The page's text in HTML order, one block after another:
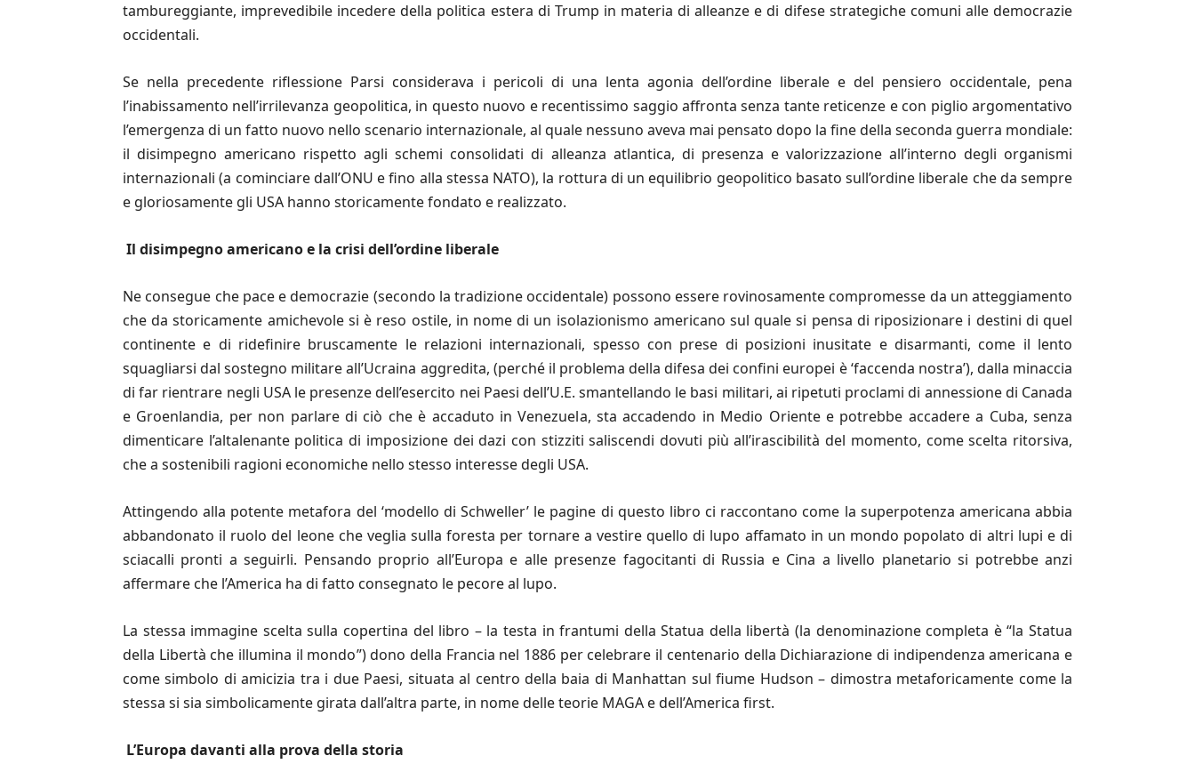
tambureggiante, imprevedibile incedere della politica estera di Trump in materia di alleanze e di difese strategiche comuni alle democrazie
occidentali.
Se nella precedente riflessione Parsi considerava i pericoli di una lenta agonia dell’ordine liberale e del pensiero occidentale, pena
l’inabissamento nell’irrilevanza geopolitica, in questo nuovo e recentissimo saggio affronta senza tante reticenze e con piglio argomentativo
l’emergenza di un fatto nuovo nello scenario internazionale, al quale nessuno aveva mai pensato dopo la fine della seconda guerra mondiale:
il disimpegno americano rispetto agli schemi consolidati di alleanza atlantica, di presenza e valorizzazione all’interno degli organismi
internazionali (a cominciare dall’ONU e fino alla stessa NATO), la rottura di un equilibrio geopolitico basato sull’ordine liberale che da sempre
e gloriosamente gli USA hanno storicamente fondato e realizzato.
Il disimpegno americano e la crisi dell’ordine liberale
Ne consegue che pace e democrazie (secondo la tradizione occidentale) possono essere rovinosamente compromesse da un atteggiamento
che da storicamente amichevole si è reso ostile, in nome di un isolazionismo americano sul quale si pensa di riposizionare i destini di quel
continente e di ridefinire bruscamente le relazioni internazionali, spesso con prese di posizioni inusitate e disarmanti, come il lento
squagliarsi dal sostegno militare all’Ucraina aggredita, (perché il problema della difesa dei confini europei è ‘faccenda nostra’), dalla minaccia
di far rientrare negli USA le presenze dell’esercito nei Paesi dell’U.E. smantellando le basi militari, ai ripetuti proclami di annessione di Canada
e Groenlandia, per non parlare di ciò che è accaduto in Venezuela, sta accadendo in Medio Oriente e potrebbe accadere a Cuba, senza
dimenticare l’altalenante politica di imposizione dei dazi con stizziti saliscendi dovuti più all’irascibilità del momento, come scelta ritorsiva,
che a sostenibili ragioni economiche nello stesso interesse degli USA.
Attingendo alla potente metafora del ‘modello di Schweller’ le pagine di questo libro ci raccontano come la superpotenza americana abbia
abbandonato il ruolo del leone che veglia sulla foresta per tornare a vestire quello di lupo affamato in un mondo popolato di altri lupi e di
sciacalli pronti a seguirli. Pensando proprio all’Europa e alle presenze fagocitanti di Russia e Cina a livello planetario si potrebbe anzi
affermare che l’America ha di fatto consegnato le pecore al lupo.
La stessa immagine scelta sulla copertina del libro – la testa in frantumi della Statua della libertà (la denominazione completa è “la Statua
della Libertà che illumina il mondo”) dono della Francia nel 1886 per celebrare il centenario della Dichiarazione di indipendenza americana e
come simbolo di amicizia tra i due Paesi, situata al centro della baia di Manhattan sul fiume Hudson – dimostra metaforicamente come la
stessa si sia simbolicamente girata dall’altra parte, in nome delle teorie MAGA e dell’America first.
L’Europa davanti alla prova della storia